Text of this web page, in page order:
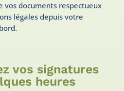
vos documents respectueux
légales depuis votre
vos signatures
heures